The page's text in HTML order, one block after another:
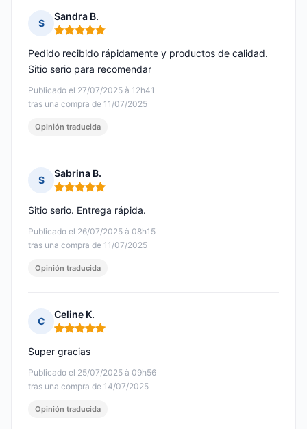
S
Sandra B.
Nota: 5 de 5
Publicado el 27/07/2025 à 12h41
tras una compra de 11/07/2025
Pedido recibido rápidamente y productos de calidad.
Sitio serio para recomendar
Opinión traducida
S
Sabrina B.
Nota: 5 de 5
Publicado el 26/07/2025 à 08h15
tras una compra de 11/07/2025
Sitio serio. Entrega rápida.
Opinión traducida
C
Celine K.
Nota: 5 de 5
Publicado el 25/07/2025 à 09h56
tras una compra de 14/07/2025
Super gracias
Opinión traducida